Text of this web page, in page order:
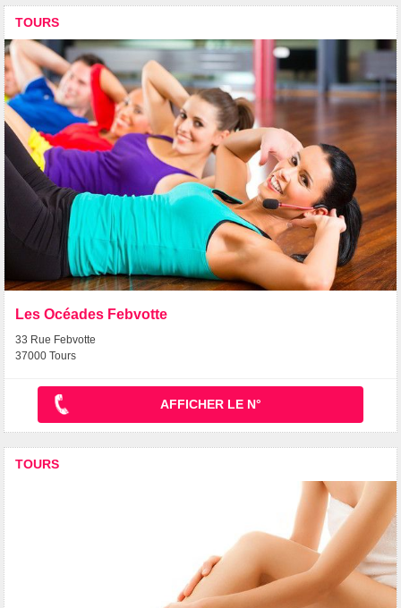
TOURS
Les Océades Febvotte
33 Rue Febvotte
37000 Tours
AFFICHER LE N°
TOURS